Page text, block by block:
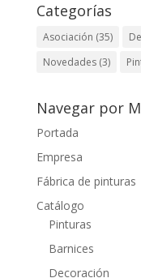
Categorías
Asociación (35)
Novedades(3)
Navegar por
Portada
Empresa
Fábrica de pinturas
Catálogo
Pinturas
Barnices
Decoración